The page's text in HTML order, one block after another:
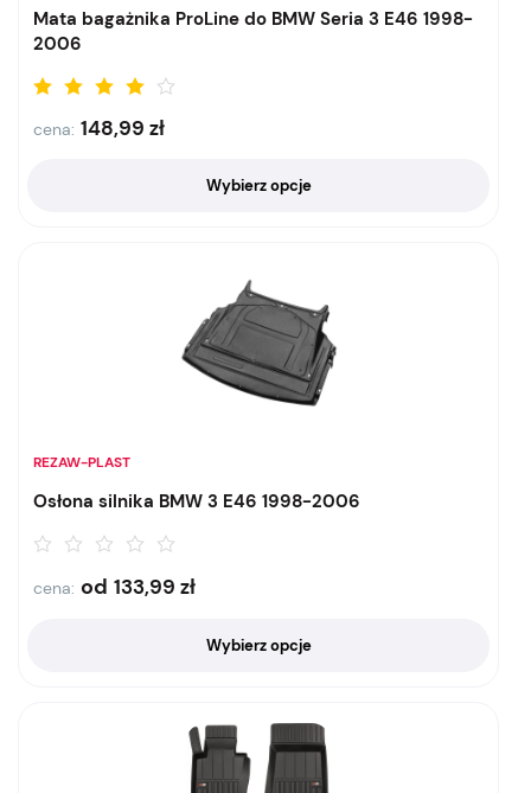
Mata bagażnika ProLine do BMW Seria 3 E46 1998-
2006
cena: 148,99 zł
Wybierz opcje
REZAW-PLAST
Osłona silnika BMW 3 E46 1998-2006
cena: od 133,99 zł
Wybierz opcje